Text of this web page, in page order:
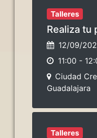
Talleres
Realiza tu
12/09/
11:00 -
Ciudad
Guadalajara
Talleres